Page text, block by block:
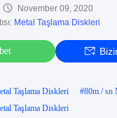
November 09, 2020
Metal Taşlama Diskleri
Taşlama Diskleri #80m / sn
Taşlama Diskleri